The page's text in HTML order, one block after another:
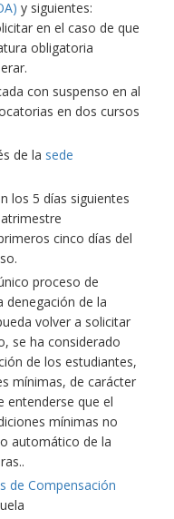
y siguientes:
en el caso de que
obligatoria
con suspenso en al
en dos cursos
de la sede
los 5 días siguientes
cinco días del
proceso de
denegación de la
volver a solicitar
se ha considerado
de los estudiantes,
mínimas, de carácter
entenderse que el
mínimas no
automático de la
de Compensación